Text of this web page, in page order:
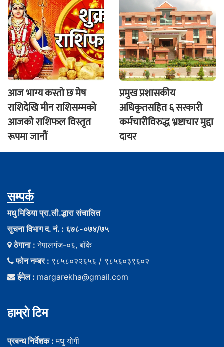
आज भाग्य कस्ताे छ मेष
राशिदेखि मीन राशिसम्मको
आजको राशिफल विस्तृत
रूपमा जानौं
प्रमुख प्रशासकीय
अधिकृतसहित ६ सरकारी
कर्मचारीविरुद्ध भ्रष्टाचार मुद्दा
दायर
सम्पर्क
मधु मिडिया प्रा.ली.द्धारा संचालित
सुचना विभाग द. नं. : ६७८-०७४/७५
ठेगाना :नेपालगंज-०६, बाँके
फोन नम्बर : ९८५८०२२६५६ / ९८५६०३९६०२
ईमेल : margarekha@gmail.com
हाम्राे टिम
प्रबन्ध निर्देशक :मधु याेगी